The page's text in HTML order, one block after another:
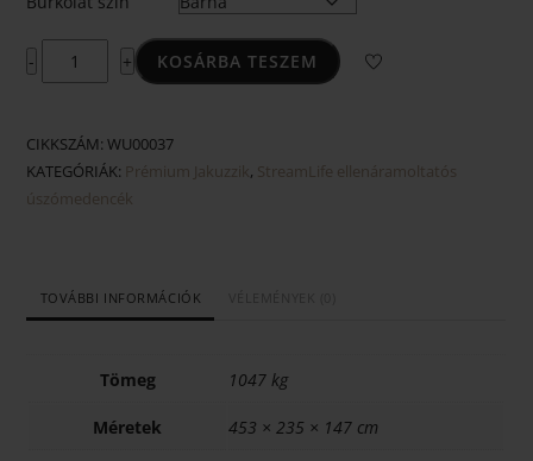
-
Danube
W-
mennyiség
+ KOSÁRBA TESZEM
CIKKSZÁM:WU00037
KATEGÓRIÁK: Prémium Jakuzzik , StreamLife ellenáramoltatós
úszómedencék
TOVÁBBI INFORMÁCIÓK
Tömeg 1047 kg
Méretek 453 × 235 × 147 cm